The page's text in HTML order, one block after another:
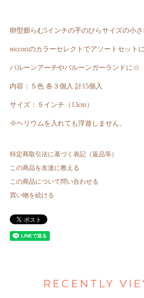
卵型膨らむ5インチの手のひらサイズの小
niccoriのカラーセレクトでアソートセット
バルーンアーチやバルーンガーランドに☆
内容：５色 各３個入 計15個入
サイズ：５インチ（13cm）
※ヘリウムを入れても浮遊しません。
特定商取引法に基づく表記（返品等）
この商品を友達に教える
この商品について問い合わせる
買い物を続ける
RECENTLY